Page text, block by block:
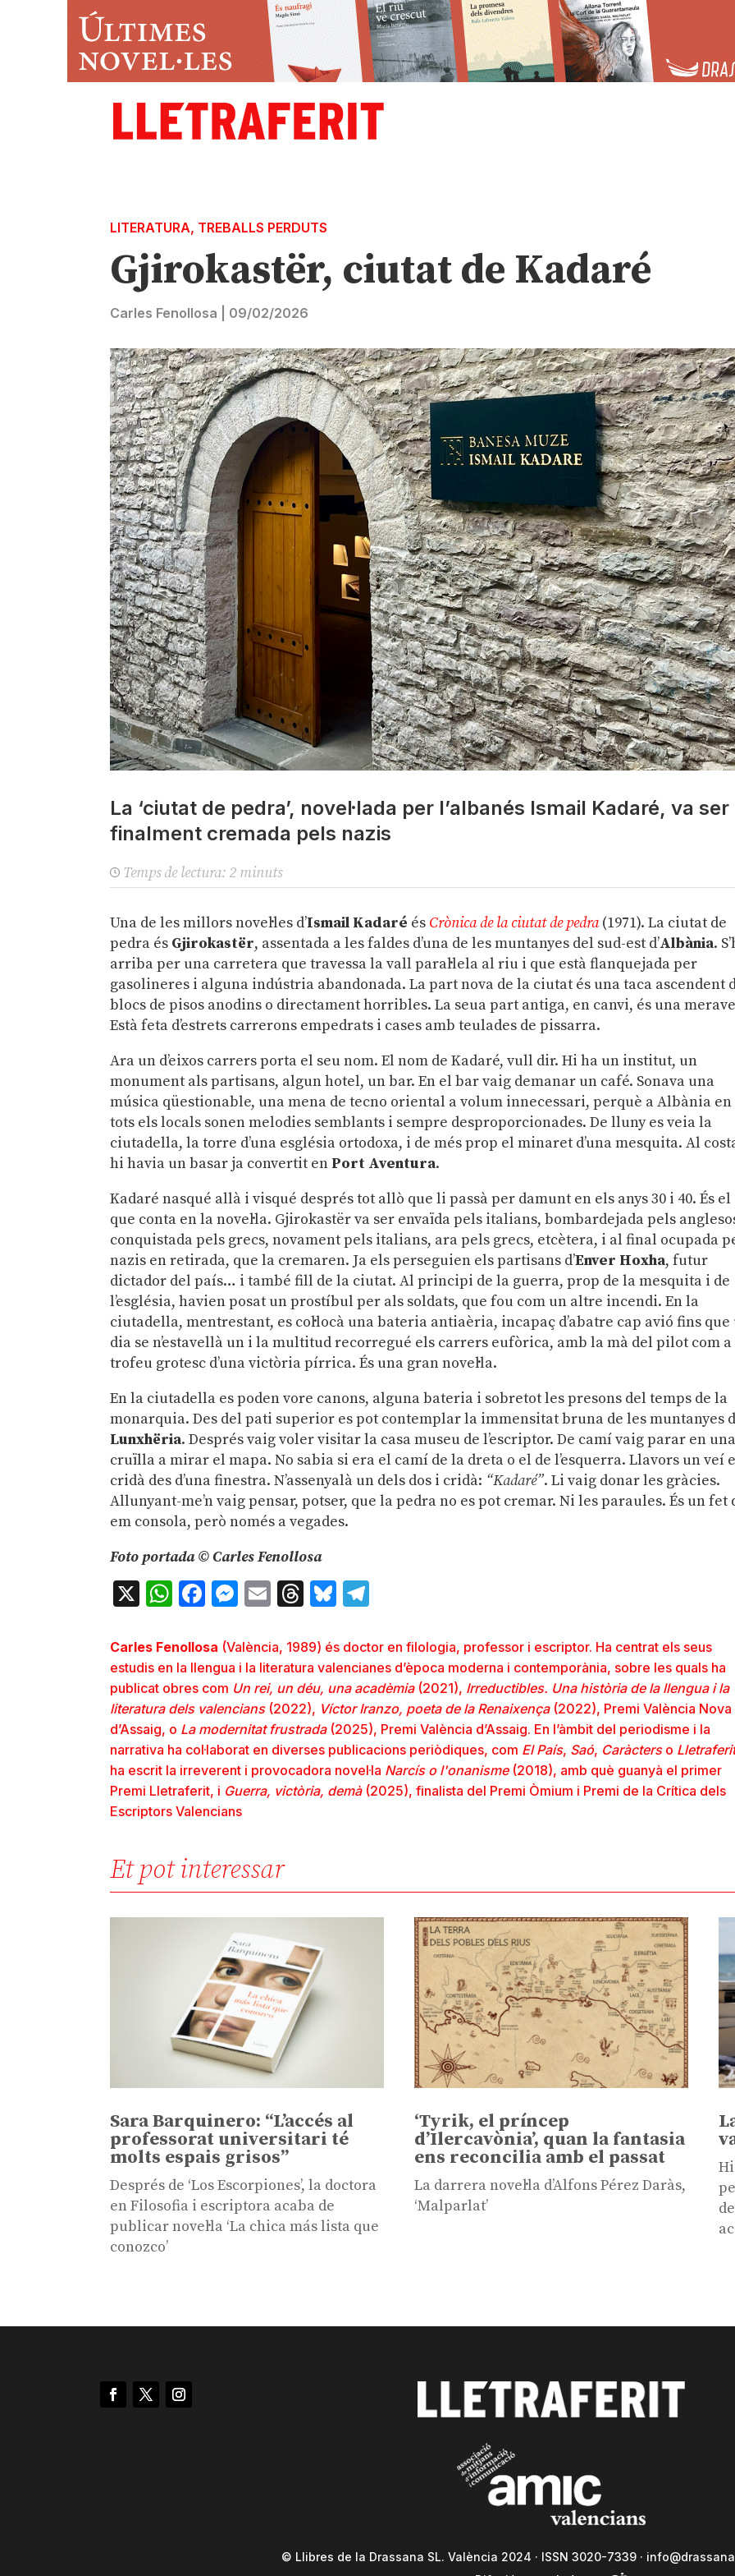
LITERATURA, TREBALLS PERDUTS
Gjirokastër, ciutat de Kadaré
Carles Fenollosa 09/02/2026
La ‘ciutat de pedra’, novel·lada per l’albanés Ismail Kadaré, va ser
finalment cremada pels nazis
Temps de lectura: 2 minuts
Una de les millors novel·les d’Ismail Kadaré és Crònica de la ciutat de pedra(1971). La ciutat de
pedra és Gjirokastër, assentada a les faldes d’una de les muntanyes del sud-est d’Albània.
arriba per una carretera que travessa la vall paral·lela al riu i que està flanquejada per
gasolineres i alguna indústria abandonada. La part nova de la ciutat és una taca ascendent
blocs de pisos anodins o directament horribles. La seua part antiga, en canvi, és una
Està feta d’estrets carrerons empedrats i cases amb teulades de pissarra.
Ara un d’eixos carrers porta el seu nom. El nom de Kadaré, vull dir. Hi ha un institut, un
monument als partisans, algun hotel, un bar. En el bar vaig demanar un café. Sonava una
música qüestionable, una mena de tecno oriental a volum innecessari, perquè a Albània en
tots els locals sonen melodies semblants i sempre desproporcionades. De lluny es veia la
ciutadella, la torre d’una església ortodoxa, i de més prop el minaret d’una mesquita. Al
hi havia un basar ja convertit en Port Aventura.
Kadaré nasqué allà i visqué després tot allò que li passà per damunt en els anys 30 i 40. És el
que conta en la novel·la. Gjirokastër va ser envaïda pels italians, bombardejada pels
conquistada pels grecs, novament pels italians, ara pels grecs, etcètera, i al final ocupada
nazis en retirada, que la cremaren. Ja els perseguien els partisans d’Enver Hoxha, futur
dictador del país… i també fill de la ciutat. Al principi de la guerra, prop de la mesquita i de
l’església, havien posat un prostíbul per als soldats, que fou com un altre incendi. En la
ciutadella, mentrestant, es col·locà una bateria antiaèria, incapaç d’abatre cap avió fins que
dia se n’estavellà un i la multitud recorregué els carrers eufòrica, amb la mà del pilot com a
trofeu grotesc d’una victòria pírrica. És una gran novel·la.
En la ciutadella es poden vore canons, alguna bateria i sobretot les presons del temps de la
monarquia. Des del pati superior es pot contemplar la immensitat bruna de les muntanyes
Lunxhëria. Després vaig voler visitar la casa museu de l’escriptor. De camí vaig parar en una
cruïlla a mirar el mapa. No sabia si era el camí de la dreta o el de l’esquerra. Llavors un veí
cridà des d’una finestra. N’assenyalà un dels dos i cridà: “Kadaré”. Li vaig donar les gràcies.
Allunyant-me’n vaig pensar, potser, que la pedra no es pot cremar. Ni les paraules. És un fet
em consola, però només a vegades.
Foto portada © Carles Fenollosa
X WhatsApp
Facebook
Messenger
EmailThreads
Bluesky
Carles Fenollosa (València, 1989) és doctor en filologia, professor i escriptor. Ha centrat els seus
estudis en la llengua i la literatura valencianes d’època moderna i contemporània, sobre les quals ha
publicat obres com Un rei, un déu, una acadèmia(2021), Irreductibles. Una història de la llengua i la
literatura dels valencians(2022), Víctor Iranzo, poeta de la Renaixença(2022), Premi València Nova
d’Assaig, o La modernitat frustrada(2025), Premi València d’Assaig. En l’àmbit del periodisme i la
narrativa ha col·laborat en diverses publicacions periòdiques, com El País, Saó, Caràcterso
ha escrit la irreverent i provocadora novel·la Narcís o l'onanisme(2018), amb què guanyà el primer
Premi Lletraferit, i Guerra, victòria, demà(2025), finalista del Premi Òmium i Premi de la Crítica dels
Escriptors Valencians
Et pot interessar
Sara Barquinero: “L’accés al
professorat universitari té
molts espais grisos”
Després de ‘Los Escorpiones’, la doctora
en Filosofia i escriptora acaba de
publicar novel·la ‘La chica más lista que
conozco’
‘Tyrik, el príncep
d’Ilercavònia’, quan la fantasia
ens reconcilia amb el passat
La darrera novel·la d’Alfons Pérez Daràs,
‘Malparlat’
© Llibres de la Drassana SL. València 2024 · ISSN 3020-7339 ·